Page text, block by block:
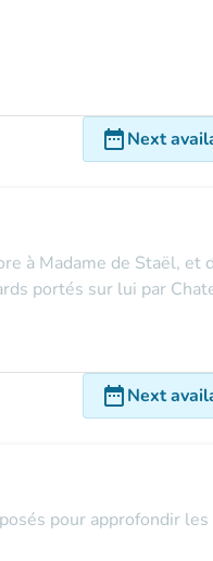
date_rangeNext
à Madame de Staël,
portés sur lui par
date_rangeNext
pour approfondir